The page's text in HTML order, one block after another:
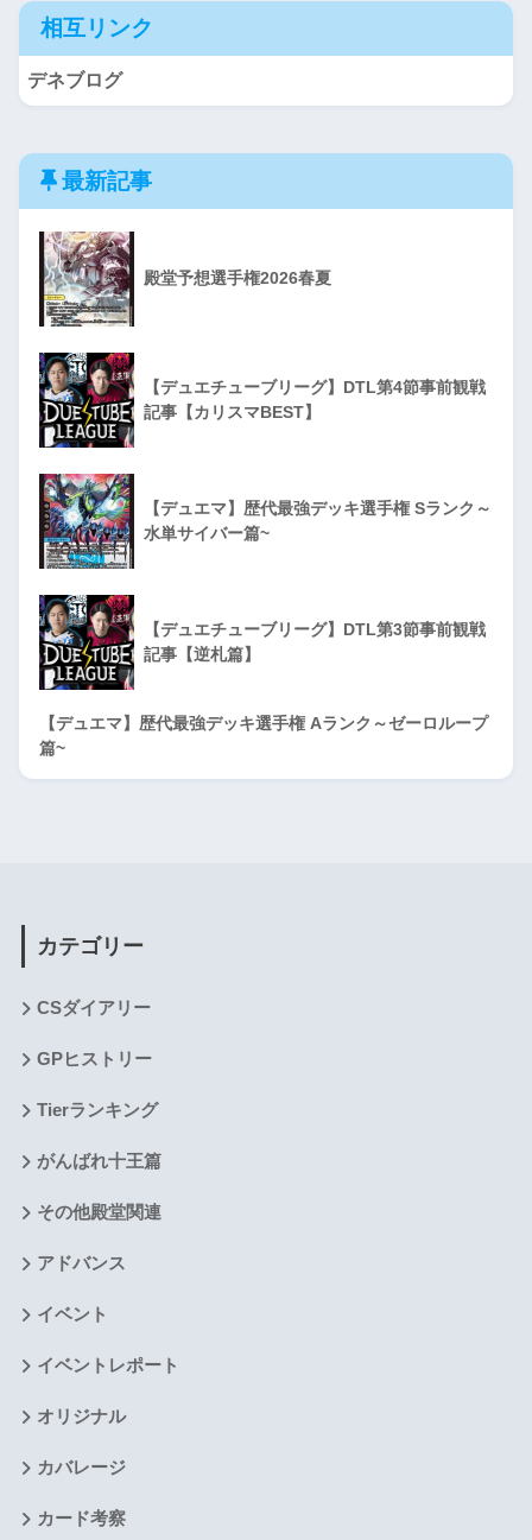
相互リンク
デネブログ
最新記事
殿堂予想選手権2026春夏
【デュエチューブリーグ】DTL第4節事前観戦
記事【カリスマBEST】
【デュエマ】歴代最強デッキ選手権 Sランク～
水単サイバー篇~
【デュエチューブリーグ】DTL第3節事前観戦
記事【逆札篇】
【デュエマ】歴代最強デッキ選手権 Aランク～ゼーロループ
篇~
カテゴリー
CSダイアリー
GPヒストリー
Tierランキング
がんばれ十王篇
その他殿堂関連
アドバンス
イベント
イベントレポート
オリジナル
カバレージ
カード考察